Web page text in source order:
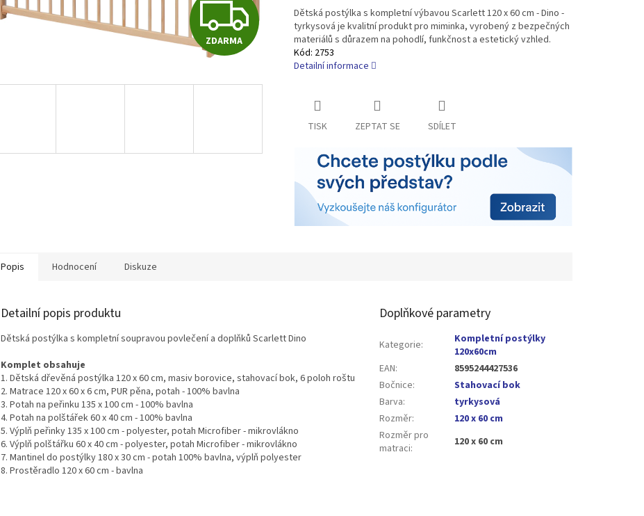
Z
D
R
ZDARMA
Dětská postýlka s kompletní výbavou Scarlett 120 x 60 cm - Dino -
tyrkysová je kvalitní produkt pro miminka, vyrobený z bezpečných
materiálů s důrazem na pohodlí, funkčnost a estetický vzhled.
Kód: 2753
Detailní informace
TISK ZEPTAT SE SDÍLET
Popis Hodnocení Diskuze
Detailní popis produktu
Dětská postýlka s kompletní soupravou povlečení a doplňků Scarlett Dino
Komplet obsahuje
1. Dětská dřevěná postýlka 120 x 60 cm, masiv borovice, stahovací bok, 6 poloh roštu
2. Matrace 120 x 60 x 6 cm, PUR pěna, potah - 100% bavlna
3. Potah na peřinku 135 x 100 cm - 100% bavlna
4. Potah na polštářek 60 x 40 cm - 100% bavlna
5. Výplň peřinky 135 x 100 cm - polyester, potah Microfiber - mikrovlákno
6. Výplň polštářku 60 x 40 cm - polyester, potah Microfiber - mikrovlákno
7. Mantinel do postýlky 180 x 30 cm - potah 100% bavlna, výplň polyester
8. Prostěradlo 120 x 60 cm - bavlna
Doplňkové parametry
Kategorie:
Kompletní postýlky
120x60cm
EAN:
8595244427536
Bočnice:
Stahovací bok
Barva:
tyrkysová
Rozměr:
120 x 60 cm
Rozměr pro
matraci: 120 x 60 cm